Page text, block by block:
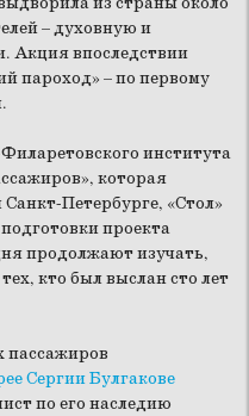
– духовную и
Акция впоследствии
пароход» – по первому
института
которая
Петербурге, «Стол»
проекта
продолжают изучать,
кто был выслан сто лет
пассажиров
Сергии Булгакове
по его наследию